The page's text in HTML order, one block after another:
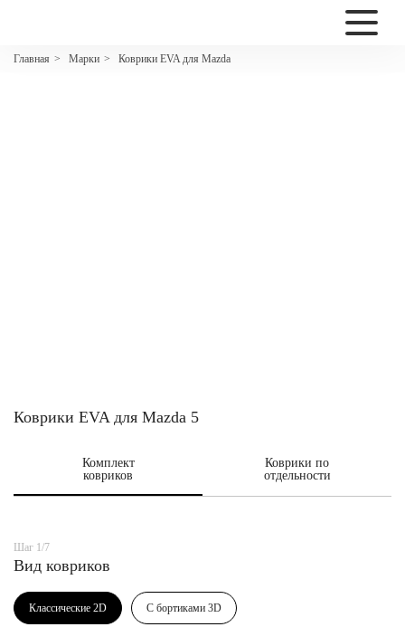
Главная > Марки > Коврики EVA для Mazda
2200
Коврики EVA для Mazda 5
Комплект
ковриков
Коврики по
отдельности
Шаг 1/7
Вид ковриков
Классические 2D С бортиками 3D